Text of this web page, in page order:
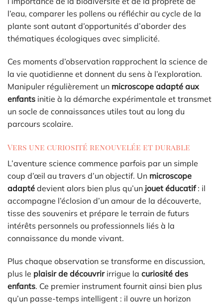
l’eau, comparer les pollens ou réfléchir au cycle de la
plante sont autant d’opportunités d’aborder des
thématiques écologiques avec simplicité.
Ces moments d’observation rapprochent la science de
la vie quotidienne et donnent du sens à l’exploration.
Manipuler régulièrement un microscope adapté aux
enfants initie à la démarche expérimentale et transmet
un socle de connaissances utiles tout au long du
parcours scolaire.
Vers une curiosité renouvelée et durable
L’aventure science commence parfois par un simple
coup d’œil au travers d’un objectif. Un microscope
adapté devient alors bien plus qu’un jouet éducatif: il
accompagne l’éclosion d’un amour de la découverte,
tisse des souvenirs et prépare le terrain de futurs
intérêts personnels ou professionnels liés à la
connaissance du monde vivant.
Plus chaque observation se transforme en discussion,
plus le plaisir de découvririrrigue la curiosité des
enfants. Ce premier instrument fournit ainsi bien plus
qu’un passe-temps intelligent : il ouvre un horizon